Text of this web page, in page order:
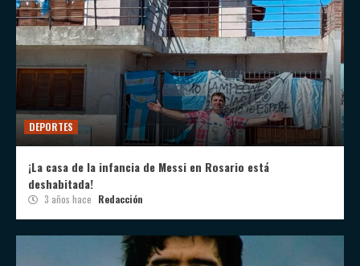
DEPORTES
¡La casa de la infancia de Messi en Rosario está
deshabitada!
3 años hace Redacción